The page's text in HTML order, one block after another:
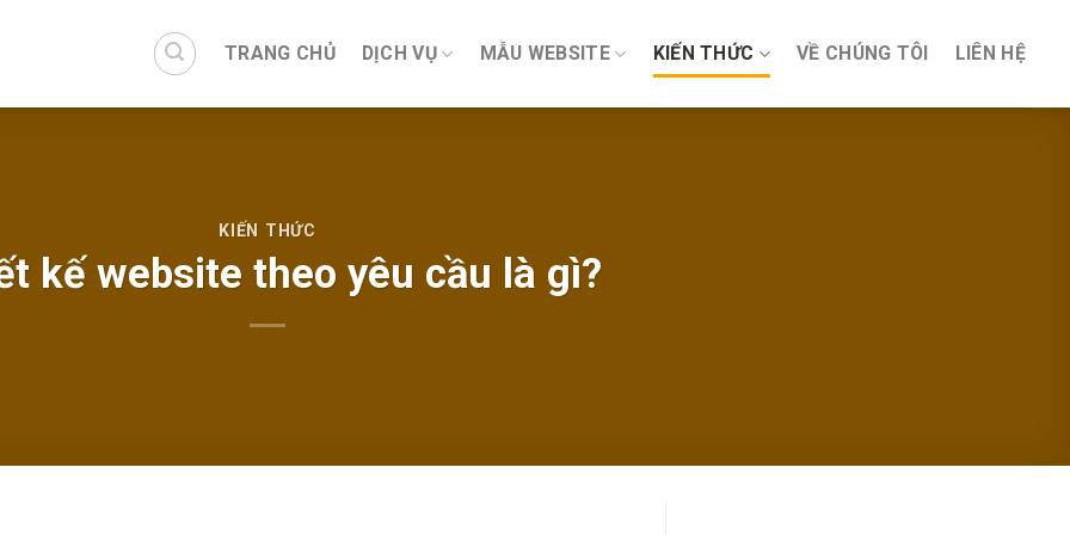
TRANG CHỦ DỊCH VỤ MẪU WEBSITE KIẾN THỨC VỀ CHÚNG TÔI LIÊN HỆ
KIẾN THỨC
kế website theo yêu cầu là gì?